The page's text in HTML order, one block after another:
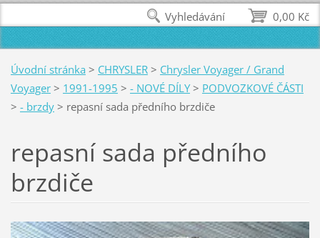
Úvodní stránka > CHRYSLER > Chrysler Voyager / Grand
Voyager > 1991-1995 > - NOVÉ DÍLY > PODVOZKOVÉ ČÁSTI
> - brzdy > repasní sada předního brzdiče
repasní sada předního
brzdiče
0,00 Kč
Vyhledávání